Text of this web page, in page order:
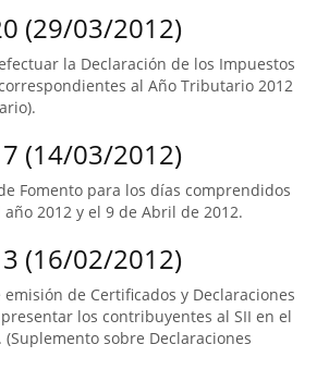
(29/03/2012)
la Declaración de los Impuestos
al Año Tributario 2012
(14/03/2012)
Fomento para los días comprendidos
2012 y el 9 de Abril de 2012.
(16/02/2012)
de Certificados y Declaraciones
los contribuyentes al SII en el
sobre Declaraciones